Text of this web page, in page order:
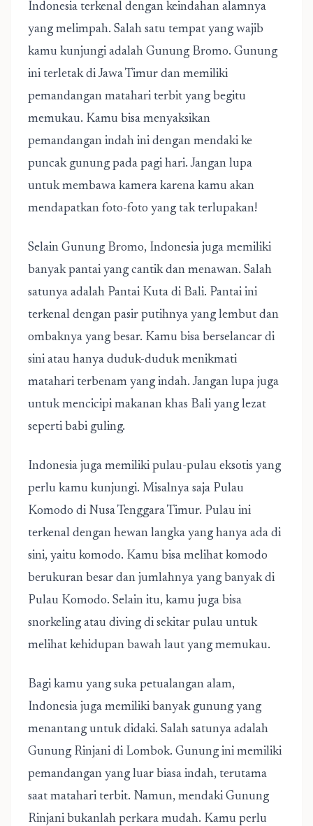
Indonesia terkenal dengan keindahan alamnya
yang melimpah. Salah satu tempat yang wajib
kamu kunjungi adalah Gunung Bromo. Gunung
ini terletak di Jawa Timur dan memiliki
pemandangan matahari terbit yang begitu
memukau. Kamu bisa menyaksikan
pemandangan indah ini dengan mendaki ke
puncak gunung pada pagi hari. Jangan lupa
untuk membawa kamera karena kamu akan
mendapatkan foto-foto yang tak terlupakan!
Selain Gunung Bromo, Indonesia juga memiliki
banyak pantai yang cantik dan menawan. Salah
satunya adalah Pantai Kuta di Bali. Pantai ini
terkenal dengan pasir putihnya yang lembut dan
ombaknya yang besar. Kamu bisa berselancar di
sini atau hanya duduk-duduk menikmati
matahari terbenam yang indah. Jangan lupa juga
untuk mencicipi makanan khas Bali yang lezat
seperti babi guling.
Indonesia juga memiliki pulau-pulau eksotis yang
perlu kamu kunjungi. Misalnya saja Pulau
Komodo di Nusa Tenggara Timur. Pulau ini
terkenal dengan hewan langka yang hanya ada di
sini, yaitu komodo. Kamu bisa melihat komodo
berukuran besar dan jumlahnya yang banyak di
Pulau Komodo. Selain itu, kamu juga bisa
snorkeling atau diving di sekitar pulau untuk
melihat kehidupan bawah laut yang memukau.
Bagi kamu yang suka petualangan alam,
Indonesia juga memiliki banyak gunung yang
menantang untuk didaki. Salah satunya adalah
Gunung Rinjani di Lombok. Gunung ini memiliki
pemandangan yang luar biasa indah, terutama
saat matahari terbit. Namun, mendaki Gunung
Rinjani bukanlah perkara mudah. Kamu perlu